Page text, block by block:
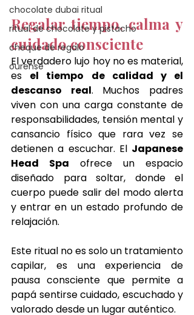
chocolate dubai ritual
ritual de chocolate y pistacho
cheque de regalo
ourense
Regalar tiempo, calma y
cuidado consciente
El verdadero lujo hoy no es material,
es el tiempo de calidad y el
descanso real. Muchos padres
viven con una carga constante de
responsabilidades, tensión mental y
cansancio físico que rara vez se
detienen a escuchar. El Japanese
Head Spa ofrece un espacio
diseñado para soltar, donde el
cuerpo puede salir del modo alerta
y entrar en un estado profundo de
relajación.
Este ritual no es solo un tratamiento
capilar, es una experiencia de
pausa consciente que permite a
papá sentirse cuidado, escuchado y
valorado desde un lugar auténtico.